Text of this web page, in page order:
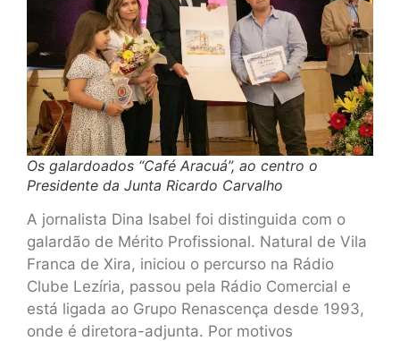
Os galardoados “Café Aracuá”, ao centro o
Presidente da Junta Ricardo Carvalho
A jornalista Dina Isabel foi distinguida com o
galardão de Mérito Profissional. Natural de Vila
Franca de Xira, iniciou o percurso na Rádio
Clube Lezíria, passou pela Rádio Comercial e
está ligada ao Grupo Renascença desde 1993,
onde é diretora-adjunta. Por motivos